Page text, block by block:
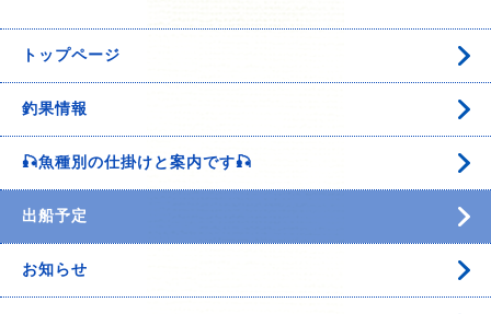
トップページ
釣果情報
🎣魚種別の仕掛けと案内です🎣
出船予定
お知らせ